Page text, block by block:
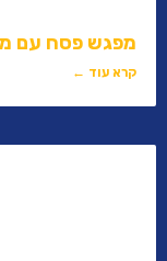
מפגש פסח עם
קרא עוד ←